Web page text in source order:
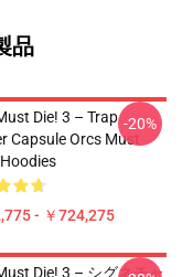
品
Die! 3 – Trap
Capsule Orcs Must
- ￥724,275
-20%
Die! 3 – シグネチャ